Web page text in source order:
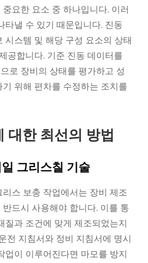
요한 요소 중 하나입니다. 이러
타낼 수 있기 때문입니다. 진동
시스템 및 해당 구성 요소의 상태
공합니다. 기준 진동 데이터를
로 장비의 상태를 평가하고 성
위해 편차를 수정하는 조치를
대한 최선의 방법
그리스칠 기술
스 보충 작업에서는 장비 제조
드시 사용해야 합니다. 이를 통
질과 조건에 맞게 제조되었는지
전 지침서와 정비 지침서에 명시
업이 이루어진다면 마모를 방지